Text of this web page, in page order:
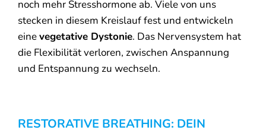
noch mehr Stresshormone ab. Viele von uns
stecken in diesem Kreislauf fest und entwickeln
einevegetative Dystonie. Das Nervensystem hat
die Flexibilität verloren, zwischen Anspannung
und Entspannung zu wechseln.
RESTORATIVE BREATHING: DEIN